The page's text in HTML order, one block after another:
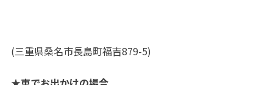
(三重県桑名市長島町福吉879-5)